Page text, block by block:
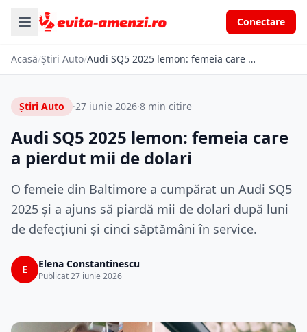
Conectare
Acasă/Știri Auto/ Audi SQ5 2025 lemon: femeia care a pierdut mii de dolari
Știri Auto ·27 iunie 2026·8 min citire
Audi SQ5 2025 lemon: femeia care
a pierdut mii de dolari
O femeie din Baltimore a cumpărat un Audi SQ5
2025 și a ajuns să piardă mii de dolari după luni
de defecțiuni și cinci săptămâni în service.
E Elena Constantinescu
Publicat 27 iunie 2026